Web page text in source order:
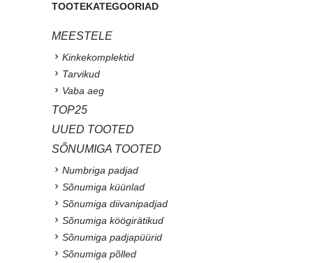
TOOTEKATEGOORIAD
MEESTELE
Kinkekomplektid
Tarvikud
Vaba aeg
TOP25
UUED TOOTED
SÕNUMIGA TOOTED
Numbriga padjad
Sõnumiga küünlad
Sõnumiga diivanipadjad
Sõnumiga köögirätikud
Sõnumiga padjapüürid
Sõnumiga põlled